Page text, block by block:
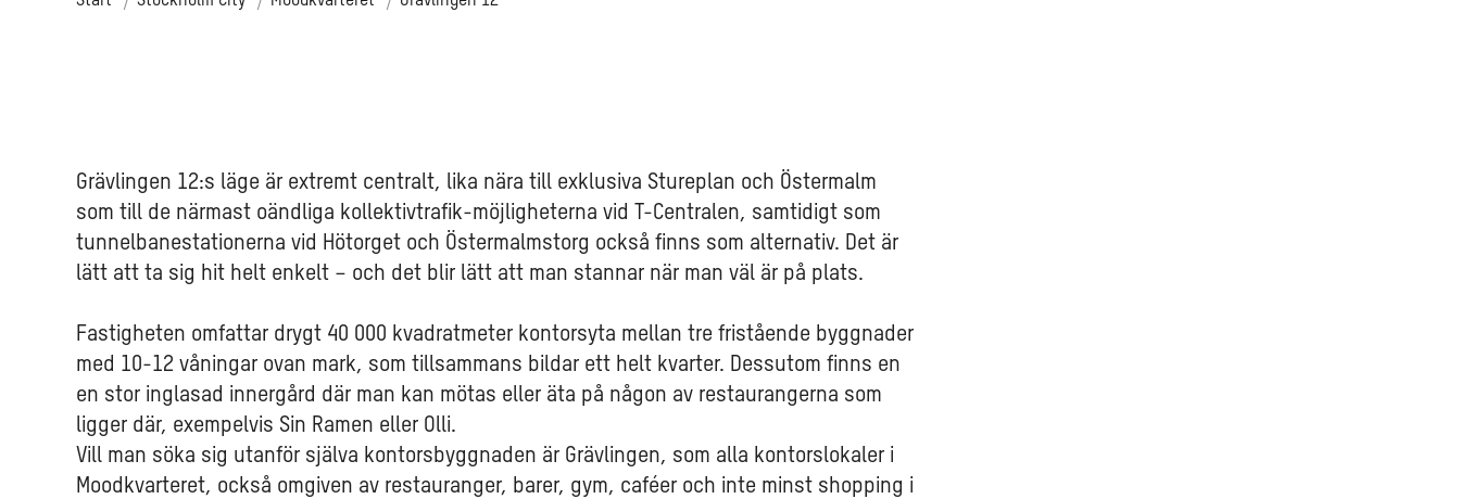
Grävlingen 12:s läge är extremt centralt, lika nära till exklusiva Stureplan och Östermalm
som till de närmast oändliga kollektivtrafik-möjligheterna vid T-Centralen, samtidigt som
tunnelbanestationerna vid Hötorget och Östermalmstorg också finns som alternativ. Det är
lätt att ta sig hit helt enkelt – och det blir lätt att man stannar när man väl är på plats.
Fastigheten omfattar drygt 40 000 kvadratmeter kontorsyta mellan tre fristående byggnader
med 10-12 våningar ovan mark, som tillsammans bildar ett helt kvarter. Dessutom finns en
en stor inglasad innergård där man kan mötas eller äta på någon av restaurangerna som
ligger där, exempelvis Sin Ramen eller Olli.
Vill man söka sig utanför själva kontorsbyggnaden är Grävlingen, som alla kontorslokaler i
Moodkvarteret, också omgiven av restauranger, barer, gym, caféer och inte minst shopping i